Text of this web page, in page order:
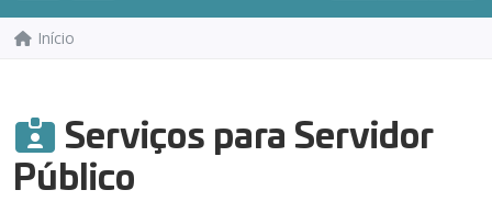
Início
Serviços para Servidor
Público